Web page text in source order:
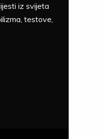
iz svijeta
testove,